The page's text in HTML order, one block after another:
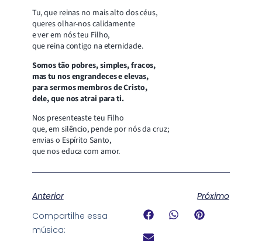
Tu, que reinas no mais alto dos céus,
queres olhar-nos calidamente
e ver em nós teu Filho,
que reina contigo na eternidade.
Somos tão pobres, simples, fracos,
mas tu nos engrandeces e elevas,
para sermos membros de Cristo,
dele, que nos atrai para ti.
Nos presenteaste teu Filho
que, em silêncio, pende por nós da cruz;
envias o Espírito Santo,
que nos educa com amor.
Anterior
Próximo
Compartilhe essa
música: